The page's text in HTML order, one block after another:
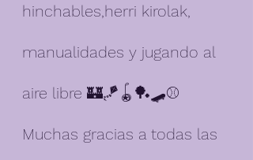
hinchables,herri kirolak,
manualidades y jugando al
aire libre 🏰🪁🪀🏓🛹⚾
Muchas gracias a todas las